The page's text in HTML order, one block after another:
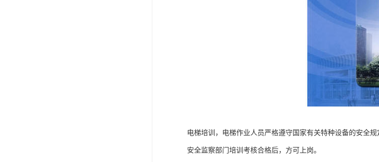
电梯培训，电梯作业人员严格遵守国家有关特种设备的安全
安全监察部门培训考核合格后，方可上岗。